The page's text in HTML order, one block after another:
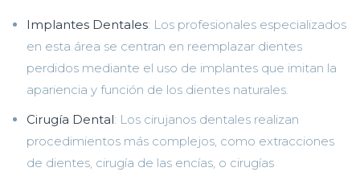
Implantes Dentales: Los profesionales especializados
en esta área se centran en reemplazar dientes
perdidos mediante el uso de implantes que imitan la
apariencia y función de los dientes naturales.
Cirugía Dental: Los cirujanos dentales realizan
procedimientos más complejos, como extracciones
de dientes, cirugía de las encías, o cirugías